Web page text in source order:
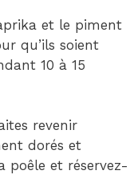
et le piment
qu’ils soient
10 à 15
revenir
dorés et
poêle et réservez-